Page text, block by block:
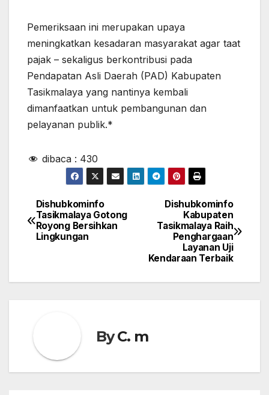
Pemeriksaan ini merupakan upaya
meningkatkan kesadaran masyarakat agar taat
pajak – sekaligus berkontribusi pada
Pendapatan Asli Daerah (PAD) Kabupaten
Tasikmalaya yang nantinya kembali
dimanfaatkan untuk pembangunan dan
pelayanan publik.*
dibaca : 430
Navigasi
pos
Dishubkominfo
Kabupaten
Tasikmalaya Raih
Penghargaan
Layanan Uji
Kendaraan Terbaik
Dishubkominfo
Tasikmalaya Gotong
Royong Bersihkan
Lingkungan
ByC. m